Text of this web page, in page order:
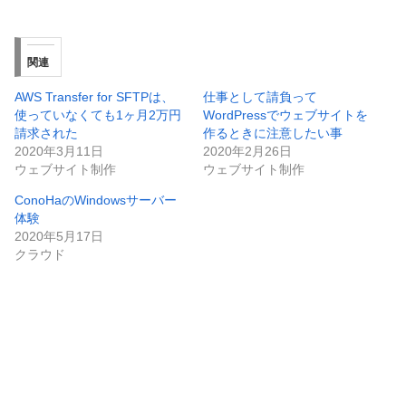
関連
AWS Transfer for SFTPは、
使っていなくても1ヶ月2万円
請求された
2020年3月11日
ウェブサイト制作
仕事として請負って
WordPressでウェブサイトを
作るときに注意したい事
2020年2月26日
ウェブサイト制作
ConoHaのWindowsサーバー
体験
2020年5月17日
クラウド